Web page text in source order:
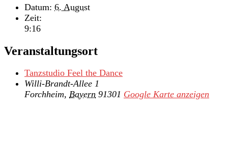
Datum: 6. August
Zeit:
9:16
Veranstaltungsort
Tanzstudio Feel the Dance
Willi-Brandt-Allee 1
Forchheim, Bayern 91301 Google Karte anzeigen